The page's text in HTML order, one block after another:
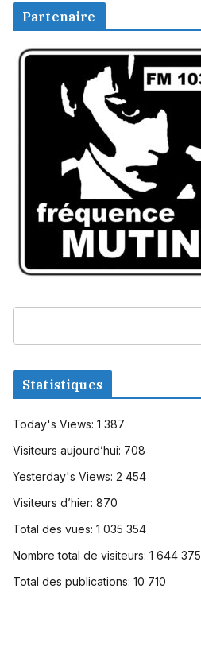
Partenaire
Statistiques
Today's Views: 1 387
Visiteurs aujourd’hui: 708
Yesterday's Views: 2 454
Visiteurs d’hier: 870
Total des vues: 1 035 354
Nombre total de visiteurs: 1 644 375
Total des publications: 10 710